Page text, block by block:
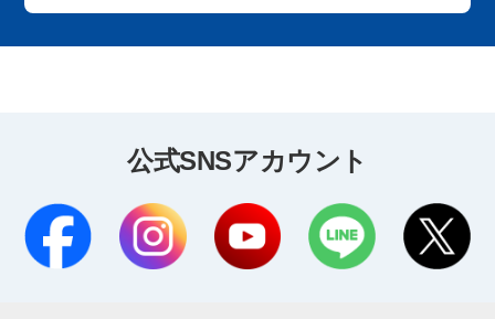
公式SNSアカウント